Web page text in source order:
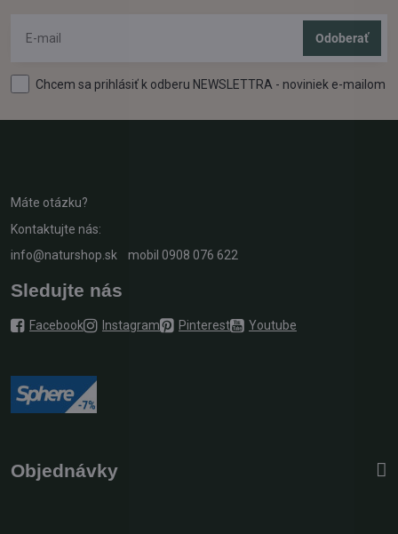
Odoberať
Chcem sa prihlásiť k odberu NEWSLETTRA - noviniek e-mailom
Máte otázku?
Kontaktujte nás:
info@naturshop.sk mobil 0908 076 622
Sledujte nás
Facebook Instagram Pinterest Youtube
Objednávky